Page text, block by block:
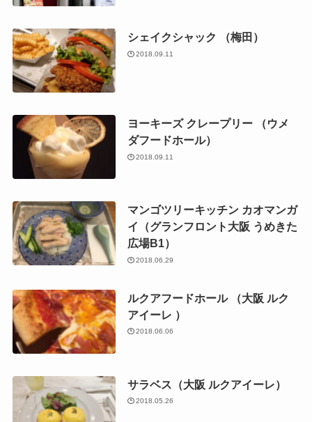
シェイクシャック （梅田）
2018.09.11
ヨーキーズ クレープリー （ウメ
ダフードホール）
2018.09.11
マンゴツリーキッチン カオマンガ
イ（グランフロント大阪 うめきた
広場B1）
2018.06.29
ルクアフードホール （大阪 ルク
アイーレ ）
2018.06.06
サラベス（大阪 ルクアイーレ）
2018.05.26